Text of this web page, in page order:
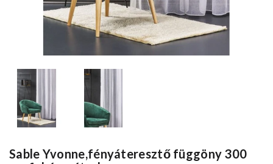
Sable Yvonne,fényáteresztő függöny 300